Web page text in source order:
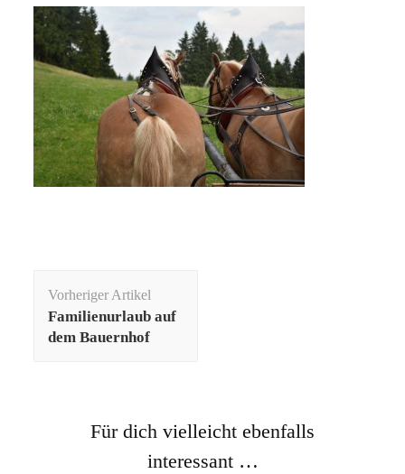
Vorheriger Artikel
Familienurlaub auf
dem Bauernhof
Für dich vielleicht ebenfalls
interessant …